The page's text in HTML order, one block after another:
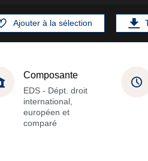
Ajouter à la sélection
Composante
EDS - Dépt. droit
international,
européen et
comparé